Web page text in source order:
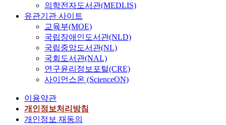
의학전자도서관(MEDLIS)
유관기관 사이트
교육부(MOE)
국립장애인도서관(NLD)
국립중앙도서관(NL)
국회도서관(NAL)
연구윤리정보포털(CRE)
사이언스온 (ScienceON)
이용약관
개인정보처리방침
개인정보 재동의